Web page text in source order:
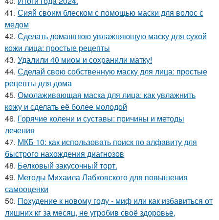
41. Сияй своим блеском с помощью маски для волос с
медом
42. Сделать домашнюю увлажняющую маску для сухой
кожи лица: простые рецепты
43. Удалили 40 миом и сохранили матку!
44. Сделай свою собственную маску для лица: простые
рецепты для дома
45. Омолаживающая маска для лица: как увлажнить
кожу и сделать её более молодой
46. Горячие колени и суставы: причины и методы
лечения
47. МКБ 10: как использовать поиск по алфавиту для
быстрого нахождения диагнозов
48. Белковый закусочный торт.
49. Методы Михаила Лабковского для повышения
самооценки
50. Похудение к новому году - миф или как избавиться от
лишних кг за месяц, не угробив своё здоровье,